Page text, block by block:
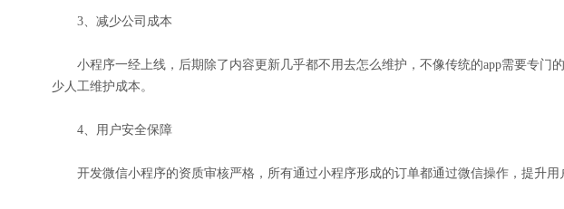
3、减少公司成本
小程序一经上线，后期除了内容更新几乎都不用去怎么维护，不像传统的app需要专门
少人工维护成本。
4、用户安全保障
开发微信小程序的资质审核严格，所有通过小程序形成的订单都通过微信操作，提升用